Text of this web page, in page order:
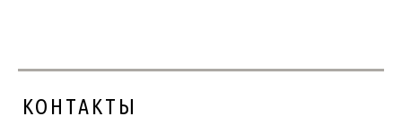
КОНТАКТЫ